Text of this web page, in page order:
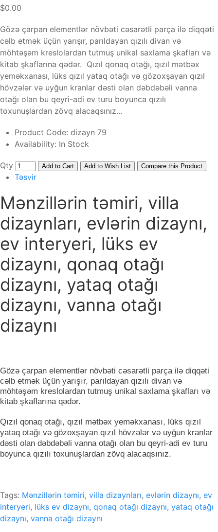
$0.00
Gözə çarpan elementlər növbəti cəsarətli parça ilə diqqəti
cəlb etmək üçün yarışır, parıldayan qızılı divan və
möhtəşəm kreslolardan tutmuş unikal saxlama şkafları və
kitab şkaflarına qədər. Qızıl qonaq otağı, qızıl mətbəx
yeməkxanası, lüks qızıl yataq otağı və gözoxşayan qızıl
hövzələr və uyğun kranlar dəsti olan dəbdəbəli vanna
otağı olan bu qeyri-adi ev turu boyunca qızılı
toxunuşlardan zövq alacaqsınız...
Product Code: dizayn 79
Availability: In Stock
Qty Add to Cart Add to Wish List Compare this Product
Təsvir
Mənzillərin təmiri, villa
dizaynları, evlərin dizaynı,
ev interyeri, lüks ev
dizaynı, qonaq otağı
dizaynı, yataq otağı
dizaynı, vanna otağı
dizaynı
Gözə çarpan elementlər növbəti cəsarətli parça ilə diqqəti
cəlb etmək üçün yarışır, parıldayan qızılı divan və
möhtəşəm kreslolardan tutmuş unikal saxlama şkafları və
kitab şkaflarına qədər.
Qızıl qonaq otağı, qızıl mətbəx yeməkxanası, lüks qızıl
yataq otağı və gözoxşayan qızıl hövzələr və uyğun kranlar
dəsti olan dəbdəbəli vanna otağı olan bu qeyri-adi ev turu
boyunca qızılı toxunuşlardan zövq alacaqsınız.
Tags: Mənzillərin təmiri, villa dizaynları, evlərin dizaynı, ev
interyeri, lüks ev dizaynı, qonaq otağı dizaynı, yataq otağı
dizaynı, vanna otağı dizaynı